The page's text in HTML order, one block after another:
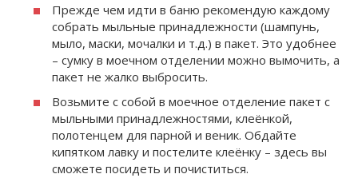
Прежде чем идти в баню рекомендую каждому
собрать мыльные принадлежности (шампунь,
мыло, маски, мочалки и т.д.) в пакет. Это удобнее
– сумку в моечном отделении можно вымочить, а
пакет не жалко выбросить.
Возьмите с собой в моечное отделение пакет с
мыльными принадлежностями, клеёнкой,
полотенцем для парной и веник. Обдайте
кипятком лавку и постелите клеёнку – здесь вы
сможете посидеть и почиститься.